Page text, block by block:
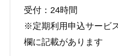
受付：24時間
※定期利用申込サービ
欄に記載があります